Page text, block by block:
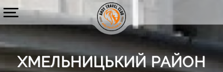
ХМЕЛЬНИЦЬКИЙ РАЙОН